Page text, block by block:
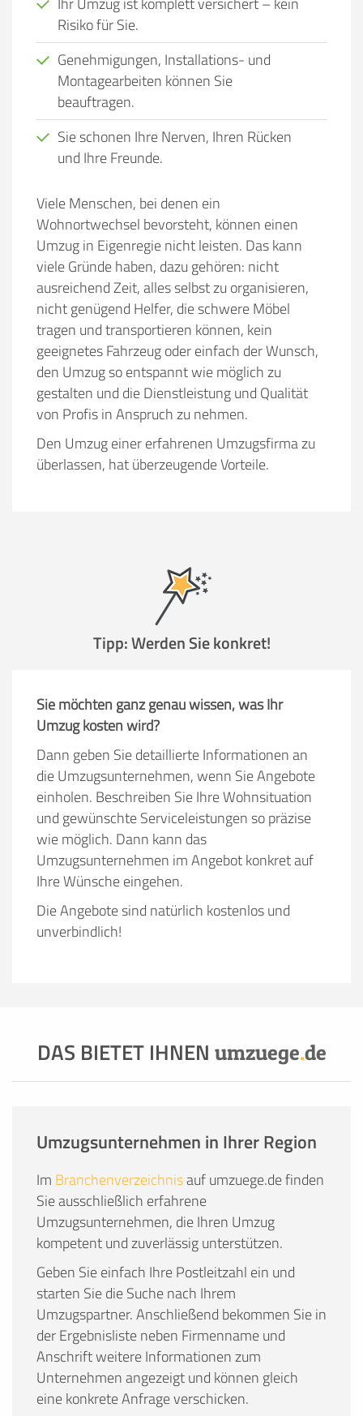
Risiko für Sie.
Genehmigungen, Installations- und
Montagearbeiten können Sie
beauftragen.
Sie schonen Ihre Nerven, Ihren Rücken
und Ihre Freunde.
Viele Menschen, bei denen ein
Wohnortwechsel bevorsteht, können einen
Umzug in Eigenregie nicht leisten. Das kann
viele Gründe haben, dazu gehören: nicht
ausreichend Zeit, alles selbst zu organisieren,
nicht genügend Helfer, die schwere Möbel
tragen und transportieren können, kein
geeignetes Fahrzeug oder einfach der Wunsch,
den Umzug so entspannt wie möglich zu
gestalten und die Dienstleistung und Qualität
von Profis in Anspruch zu nehmen.
Den Umzug einer erfahrenen Umzugsfirma zu
überlassen, hat überzeugende Vorteile.
Tipp: Werden Sie konkret!
Sie möchten ganz genau wissen, was Ihr
Umzug kosten wird?
Dann geben Sie detaillierte Informationen an
die Umzugsunternehmen, wenn Sie Angebote
einholen. Beschreiben Sie Ihre Wohnsituation
und gewünschte Serviceleistungen so präzise
wie möglich. Dann kann das
Umzugsunternehmen im Angebot konkret auf
Ihre Wünsche eingehen.
Die Angebote sind natürlich kostenlos und
unverbindlich!
DAS BIETET IHNEN umzuege.de
Umzugsunternehmen in Ihrer Region
Im Branchenverzeichnisauf umzuege.de finden
Sie ausschließlich erfahrene
Umzugsunternehmen, die Ihren Umzug
kompetent und zuverlässig unterstützen.
Geben Sie einfach Ihre Postleitzahl ein und
starten Sie die Suche nach Ihrem
Umzugspartner. Anschließend bekommen Sie in
der Ergebnisliste neben Firmenname und
Anschrift weitere Informationen zum
Unternehmen angezeigt und können gleich
eine konkrete Anfrage verschicken.